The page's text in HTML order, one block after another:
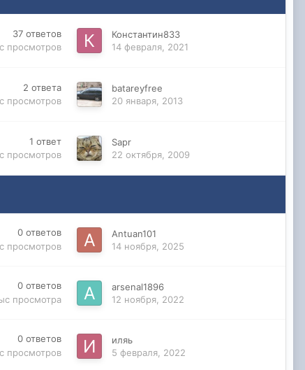
37 ответов
просмотров
Константин833
14 февраля, 2021
2 ответа
просмотров
batareyfree
20 января, 2013
1 ответ
просмотров
Sapr
22 октября, 2009
0 ответов
просмотров
Antuan101
14 ноября, 2025
0 ответов
просмотра
arsenal1896
12 ноября, 2022
0 ответов
просмотров
иляь
5 февраля, 2022